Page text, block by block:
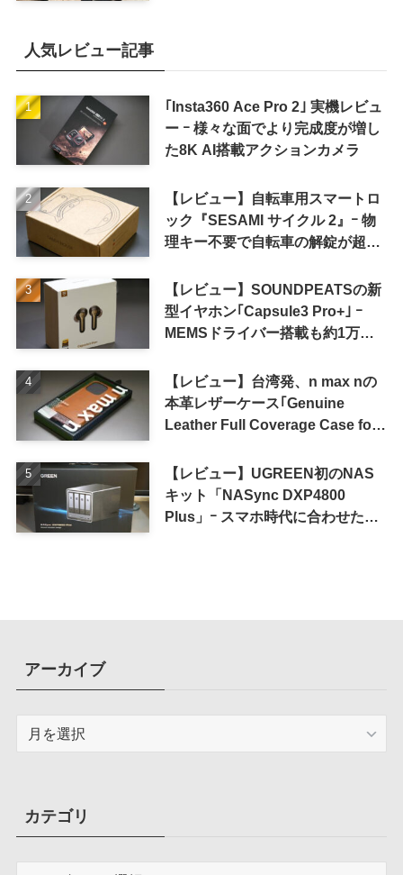
人気レビュー記事
｢Insta360 Ace Pro 2｣ 実機レビュ
ー ｰ 様々な面でより完成度が増し
た8K AI搭載アクションカメラ
【レビュー】自転車用スマートロ
ック『SESAMI サイクル 2』ｰ 物
理キー不要で自転車の解錠が超簡
【レビュー】SOUNDPEATSの新
型イヤホン｢Capsule3 Pro+｣ ｰ
MEMSドライバー搭載も約1万円
【レビュー】台湾発、n max nの
本革レザーケース｢Genuine
Leather Full Coverage Case for
【レビュー】UGREEN初のNAS
キット「NASync DXP4800
Plus」ｰ スマホ時代に合わせた設
アーカイブ
ブカテゴリ